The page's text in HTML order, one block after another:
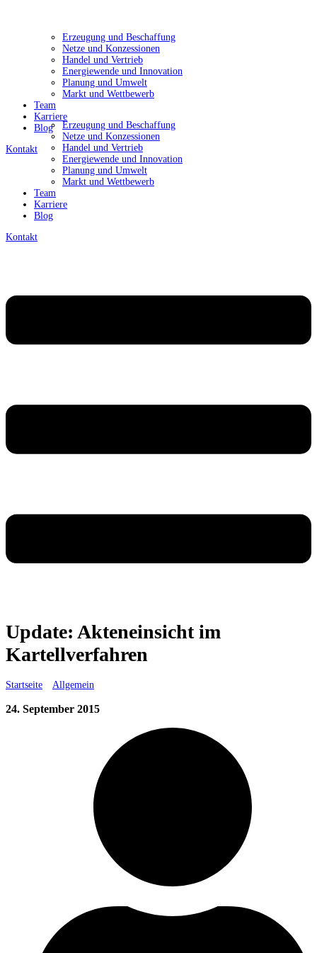
Erzeugung und Beschaffung
Netze und Konzessionen
Handel und Vertrieb
Energiewende und Innovation
Planung und Umwelt
Markt und Wettbewerb
Team
Karriere
Blog
Kontakt
Erzeugung und Beschaffung
Netze und Konzessionen
Handel und Vertrieb
Energiewende und Innovation
Planung und Umwelt
Markt und Wettbewerb
Team
Karriere
Blog
Kontakt
Update: Akteneinsicht im
Kartellverfahren
Startseite Allgemein
24. September 2015